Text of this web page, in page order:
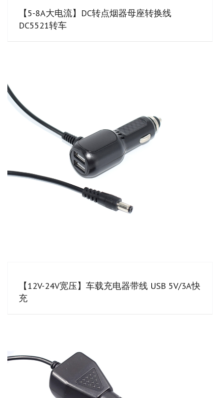
【5-8A大电流】DC转点烟器母座转换线
DC5521转车
【12V-24V宽压】车载充电器带线 USB 5V/3A快
充